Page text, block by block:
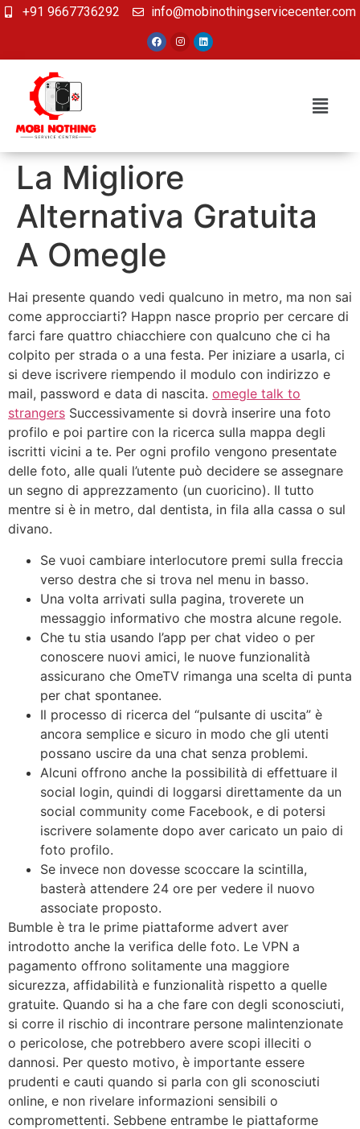
+91 9667736292 info@mobinothingservicecenter.com
La Migliore
Alternativa Gratuita
A Omegle
Hai presente quando vedi qualcuno in metro, ma non sai
come approcciarti? Happn nasce proprio per cercare di
farci fare quattro chiacchiere con qualcuno che ci ha
colpito per strada o a una festa. Per iniziare a usarla, ci
si deve iscrivere riempendo il modulo con indirizzo e
mail, password e data di nascita. omegle talk to
strangers Successivamente si dovrà inserire una foto
profilo e poi partire con la ricerca sulla mappa degli
iscritti vicini a te. Per ogni profilo vengono presentate
delle foto, alle quali l’utente può decidere se assegnare
un segno di apprezzamento (un cuoricino). Il tutto
mentre si è in metro, dal dentista, in fila alla cassa o sul
divano.
Se vuoi cambiare interlocutore premi sulla freccia
verso destra che si trova nel menu in basso.
Una volta arrivati sulla pagina, troverete un
messaggio informativo che mostra alcune regole.
Che tu stia usando l’app per chat video o per
conoscere nuovi amici, le nuove funzionalità
assicurano che OmeTV rimanga una scelta di punta
per chat spontanee.
Il processo di ricerca del “pulsante di uscita” è
ancora semplice e sicuro in modo che gli utenti
possano uscire da una chat senza problemi.
Alcuni offrono anche la possibilità di effettuare il
social login, quindi di loggarsi direttamente da un
social community come Facebook, e di potersi
iscrivere solamente dopo aver caricato un paio di
foto profilo.
Se invece non dovesse scoccare la scintilla,
basterà attendere 24 ore per vedere il nuovo
associate proposto.
Bumble è tra le prime piattaforme advert aver
introdotto anche la verifica delle foto. Le VPN a
pagamento offrono solitamente una maggiore
sicurezza, affidabilità e funzionalità rispetto a quelle
gratuite. Quando si ha a che fare con degli sconosciuti,
si corre il rischio di incontrare persone malintenzionate
o pericolose, che potrebbero avere scopi illeciti o
dannosi. Per questo motivo, è importante essere
prudenti e cauti quando si parla con gli sconosciuti
online, e non rivelare informazioni sensibili o
compromettenti. Sebbene entrambe le piattaforme